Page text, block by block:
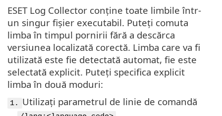
ESET Log Collector conține toate limbile într-
un singur fișier executabil. Puteți comuta
limba în timpul pornirii fără a descărca
versiunea localizată corectă. Limba care va fi
utilizată este fie detectată automat, fie este
selectată explicit. Puteți specifica explicit
limba în două moduri:
1. Utilizați parametrul de linie de comandă